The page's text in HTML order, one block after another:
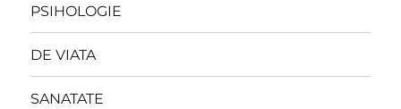
PSIHOLOGIE
DE VIATA
SANATATE